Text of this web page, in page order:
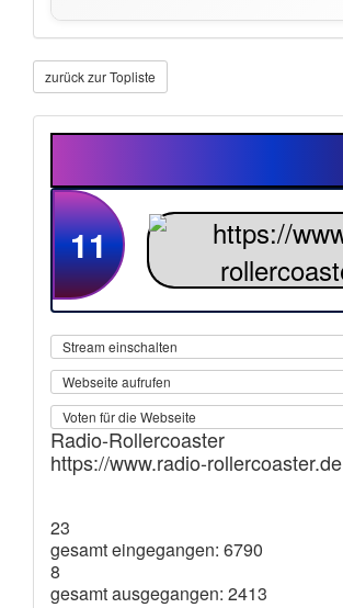
zurück zur Topliste
11
Stream einschalten
Webseite aufrufen
Voten für die Webseite
Radio-Rollercoaster
https://www.radio-rollercoaster.de
23
gesamt eingegangen: 6790
8
gesamt ausgegangen: 2413